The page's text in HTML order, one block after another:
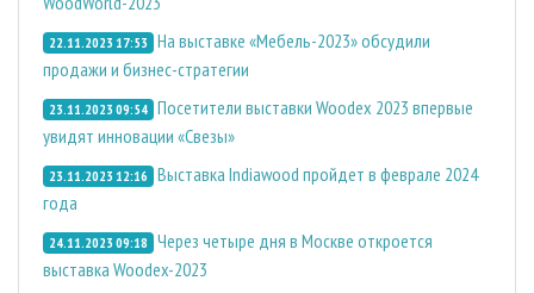
22.11.2023 17:53 На выставке «Мебель-2023» обсудили
продажи и бизнес-стратегии
23.11.2023 09:54 Посетители выставки Woodex 2023 впервые
увидят инновации «Свезы»
23.11.2023 12:16 Выставка Indiawood пройдет в феврале 2024
года
24.11.2023 09:18 Через четыре дня в Москве откроется
выставка Woodex-2023